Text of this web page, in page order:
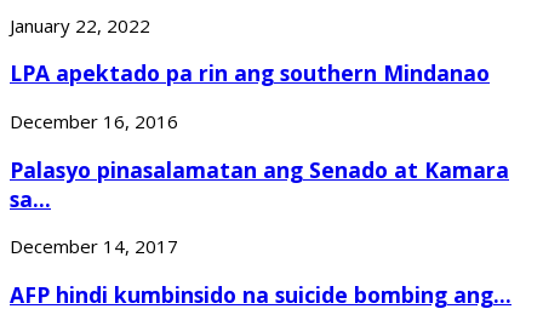
January 22, 2022
LPA apektado pa rin ang southern Mindanao
December 16, 2016
Palasyo pinasalamatan ang Senado at Kamara
sa...
December 14, 2017
AFP hindi kumbinsido na suicide bombing ang...